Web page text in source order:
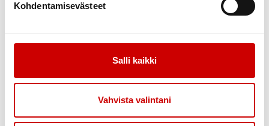
Kohdentamisevästeet
Salli kaikki
Vahvista valintani
Link to facebook
Link to twitter
Link to instagram
Link to youtube
Vertaistuki